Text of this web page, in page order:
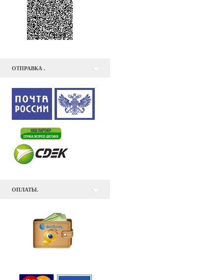
ОТПРАВКА .
ОПЛАТЫ.